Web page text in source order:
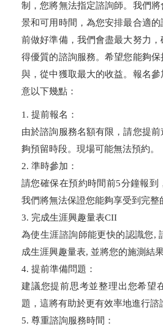
制，您將無法指定諮詢師。我們
景和可用時間，為您安排最合適
前做好準備，我們會盡最大努力
得優質的諮詢服務。希望您能夠
與，從中獲取最大的收益。報名
意以下幾點：
1. 提前報名：
由於諮詢服務名額有限，請您提
夠預留時段。現場可能無法預約。
2. 準時參加：
請您確保在預約時間前5分鐘報到
我們將無法保證您能夠享受到完整
3. 完成生涯興趣量表CII
為使生涯諮詢師能更快的認識您,
成生涯興趣量表, 並將您的施測結
4. 提前準備問題：
建議您提前思考並整理出您希望
題，這將有助於更有效率地進行諮
5. 尊重諮詢服務時間：